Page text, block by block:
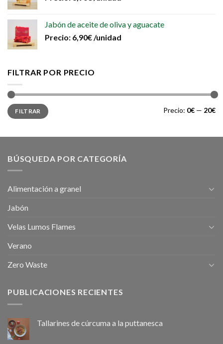
Jabón de aceite de oliva y aguacate
Precio: 6,90€/unidad
FILTRAR POR PRECIO
Precio
mínimo
Precio
máximo
FILTRAR Precio: 0€ — 20€
BÚSQUEDA POR CATEGORÍA
Alimentación a granel
Jabón
Velas Lumos Flames
Verano
Zero Waste
PUBLICACIONES RECIENTES
Tallarines de cúrcuma a la puttanesca